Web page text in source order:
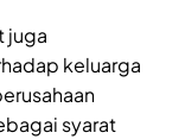
juga
keluarga
syarat